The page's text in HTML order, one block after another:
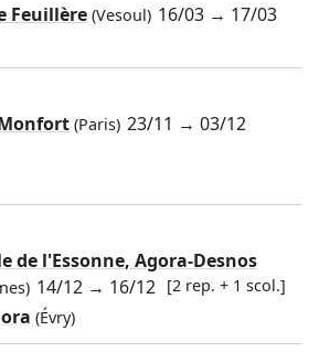
Feuillère(Vesoul) 16/03 → 17/03
(Paris) 23/11 →03/12
de l'Essonne, Agora-Desnos
14/12 → 16/12 [2 rep. + 1 scol.]
(Évry)